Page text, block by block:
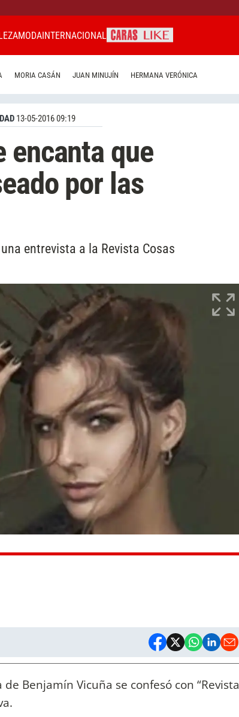
MODAINTERNACIONAL
MORIA CASÁN JUAN MINUJÍN HERMANA VERÓNICA
13-05-2016 09:19
encanta que
por las
entrevista a la Revista Cosas
Benjamín Vicuña se confesó con “Revista